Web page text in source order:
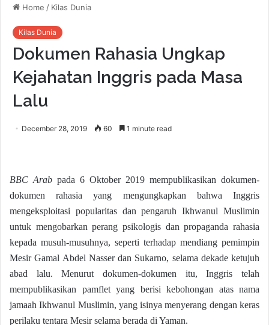
Home / Kilas Dunia
Kilas Dunia
Dokumen Rahasia Ungkap
Kejahatan Inggris pada Masa
Lalu
December 28, 2019 60 1 minute read
BBC Arab pada 6 Oktober 2019 mempublikasikan dokumen-
dokumen rahasia yang mengungkapkan bahwa Inggris
mengeksploitasi popularitas dan pengaruh Ikhwanul Muslimin
untuk mengobarkan perang psikologis dan propaganda rahasia
kepada musuh-musuhnya, seperti terhadap mendiang pemimpin
Mesir Gamal Abdel Nasser dan Sukarno, selama dekade ketujuh
abad lalu. Menurut dokumen-dokumen itu, Inggris telah
mempublikasikan pamflet yang berisi kebohongan atas nama
jamaah Ikhwanul Muslimin, yang isinya menyerang dengan keras
perilaku tentara Mesir selama berada di Yaman.